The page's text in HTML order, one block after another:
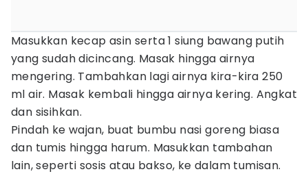
Masukkan kecap asin serta 1 siung bawang putih
yang sudah dicincang. Masak hingga airnya
mengering. Tambahkan lagi airnya kira-kira 250
ml air. Masak kembali hingga airnya kering. Angkat
dan sisihkan.
Pindah ke wajan, buat bumbu nasi goreng biasa
dan tumis hingga harum. Masukkan tambahan
lain, seperti sosis atau bakso, ke dalam tumisan.